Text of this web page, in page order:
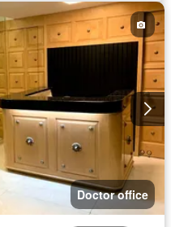
Doctor office